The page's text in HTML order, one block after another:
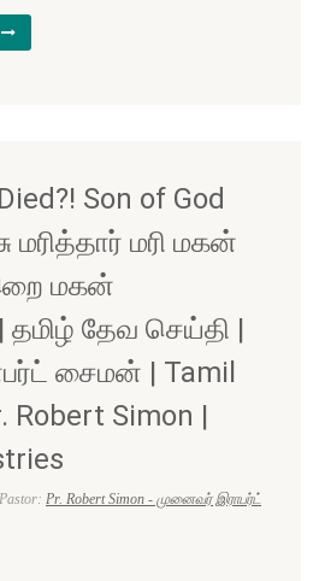
Son of God
மரித்தார் மரி மகன்
மகன்
தமிழ் தேவ செய்தி |
சைமன் | Tamil
Robert Simon |
Pr. Robert Simon - முனைவர் இராபர்ட்